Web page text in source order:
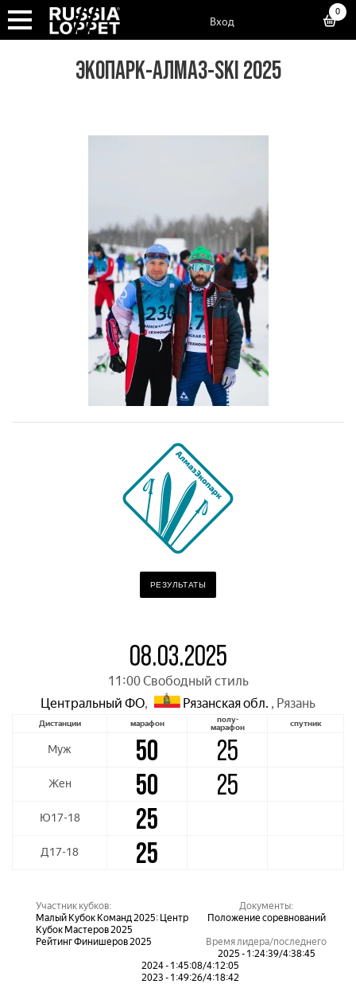
Вход
0
ЭКОПАРК-АЛМАЗ-SKI 2025
РЕЗУЛЬТАТЫ
08.03.2025
11:00 Свободный стиль
Центральный ФО, Рязанская обл. , Рязань
Дистанции марафон полу-
марафон спутник
Муж 50 25
Жен 50 25
Ю17-18 25
Д17-18 25
Участник кубков:
Малый Кубок Команд 2025: Центр
Кубок Мастеров 2025
Рейтинг Финишеров 2025
Документы:
Положение соревнований
Время лидера/последнего
2025 - 1:24:39/4:38:45
2024 - 1:45:08/4:12:05
2023 - 1:49:26/4:18:42